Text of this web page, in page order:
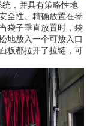
统，并具有策略性地
全性。精确放置在琴
袋子垂直放置时，袋
地放入一个可放入口
板都拉开了拉链，可